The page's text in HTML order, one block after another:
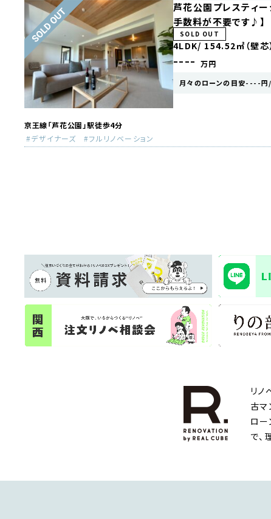
芦花公園プレスティ
手数料が不要です♪】
SOLD OUT
4LDK/ 154.52㎡（壁芯
---- 万円
月々のローンの目安----円
京王線「芦花公園」駅徒歩4分
デザイナーズ
フルリノベーション
リノ
古マ
ロー
で、